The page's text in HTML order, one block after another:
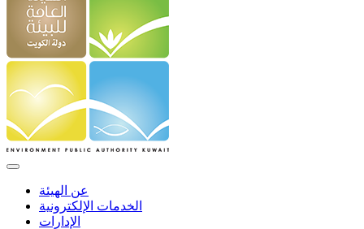
عن الهيئة
الخدمات الإلكترونية
الإدارات